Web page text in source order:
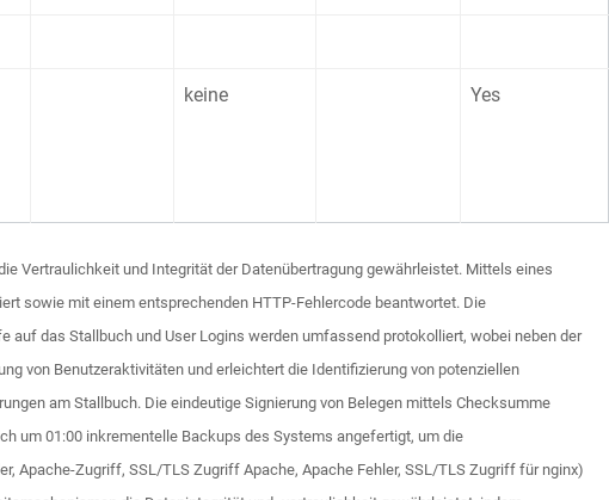
keine Yes
Vertraulichkeit und Integrität der Datenübertragung gewährleistet. Mittels eines
sowie mit einem entsprechenden HTTP-Fehlercode beantwortet. Die
das Stallbuch und User Logins werden umfassend protokolliert, wobei neben der
von Benutzeraktivitäten und erleichtert die Identifizierung von potenziellen
am Stallbuch. Die eindeutige Signierung von Belegen mittels Checksumme
um 01:00 inkrementelle Backups des Systems angefertigt, um die
Apache-Zugriff, SSL/TLS Zugriff Apache, Apache Fehler, SSL/TLS Zugriff für nginx)